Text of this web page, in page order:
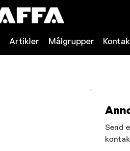
Artikler Målgrupper
Send